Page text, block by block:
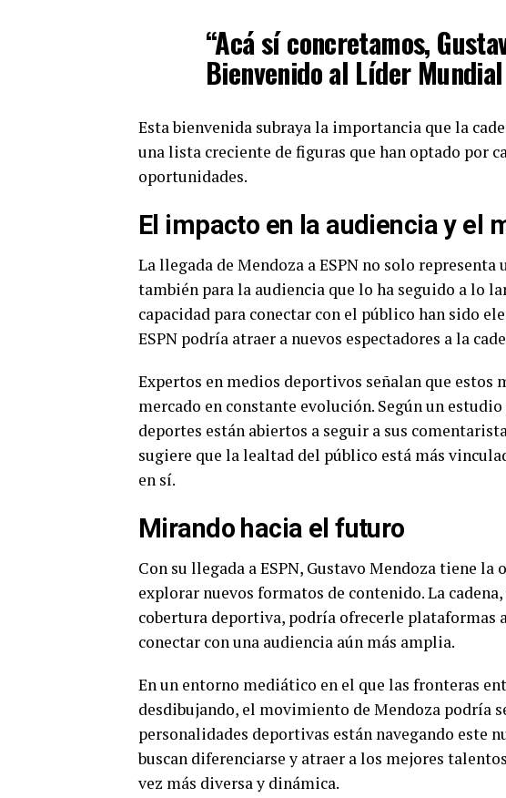
“Acá sí concretamos,
Bienvenido al Líder
Esta bienvenida subraya la importancia que la
una lista creciente de figuras que han optado por
oportunidades.
El impacto en la audiencia y el
La llegada de Mendoza a ESPN no solo
también para la audiencia que lo ha seguido a lo
capacidad para conectar con el público han sido
ESPN podría atraer a nuevos espectadores a la
Expertos en medios deportivos señalan que
mercado en constante evolución. Según un
deportes están abiertos a seguir a sus
sugiere que la lealtad del público está más
en sí.
Mirando hacia el futuro
Con su llegada a ESPN, Gustavo Mendoza tiene
explorar nuevos formatos de contenido. La
cobertura deportiva, podría ofrecerle plataformas
conectar con una audiencia aún más amplia.
En un entorno mediático en el que las fronteras
desdibujando, el movimiento de Mendoza podría
personalidades deportivas están navegando este
buscan diferenciarse y atraer a los mejores
vez más diversa y dinámica.